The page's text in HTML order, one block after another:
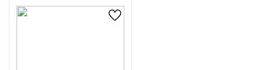
Декоративный элемент 1:Без элементов